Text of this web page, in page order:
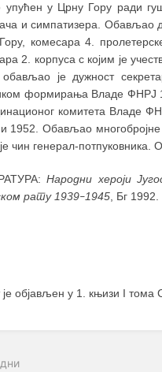
упућен у Црну Гору ради
и симпатизера. Обављао
комесара 4.
2. корпуса с којим је
је дужност
формирања Владе ФНРЈ
комитета Владе
1952. Обављао
чин генерал-потпуковника.
Народни хероји
рату 1939–1945 , Бг 1992.
је објављен у 1. књизи I тома